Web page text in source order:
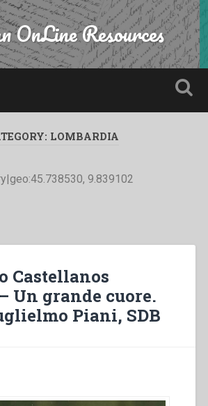
OnLine Resources
LOMBARDIA
9.839102
Castellanos
Un grande cuore.
Piani, SDB